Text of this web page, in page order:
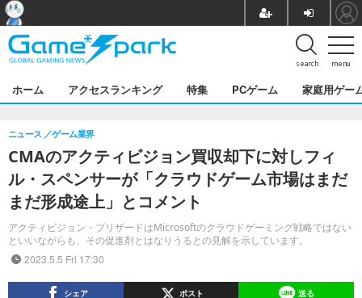
menu
search
ホーム アクセスランキング 特集 PCゲーム 家庭用ゲー
CMAのアクティビジョン買収却下に対しフィ
ル・スペンサーが「クラウドゲーム市場はまだ
まだ形成途上」とコメント
アクティビジョン・ブリザードはMicrosoftのクラウドゲーミング戦略ではない
といいながらも、その促進剤とはなりうるとの見解を示しています。
ニュース ゲーム業界
2023.5.5 Fri 17:30
シェア ポスト 送る